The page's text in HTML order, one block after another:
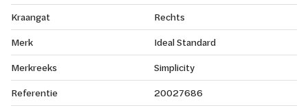
Kraangat
Rechts
Merk
Ideal Standard
Merkreeks
Simplicity
Referentie
20027686